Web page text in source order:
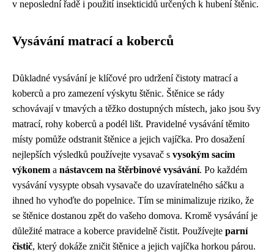
v neposlední řadě i použití insekticidů určených k hubení štěnic.
Vysávání matrací a koberců
Důkladné vysávání je klíčové pro udržení čistoty matrací a
koberců a pro zamezení výskytu štěnic. Štěnice se rády
schovávají v tmavých a těžko dostupných místech, jako jsou švy
matrací, rohy koberců a podél lišt. Pravidelné vysávání těmito
místy pomůže odstranit štěnice a jejich vajíčka. Pro dosažení
nejlepších výsledků používejte vysavač s vysokým sacím
výkonem a nástavcem na štěrbinové vysávání. Po každém
vysávání vysypte obsah vysavače do uzavíratelného sáčku a
ihned ho vyhoďte do popelnice. Tím se minimalizuje riziko, že
se štěnice dostanou zpět do vašeho domova. Kromě vysávání je
důležité matrace a koberce pravidelně čistit. Používejte parní
čistič, který dokáže zničit štěnice a jejich vajíčka horkou párou.